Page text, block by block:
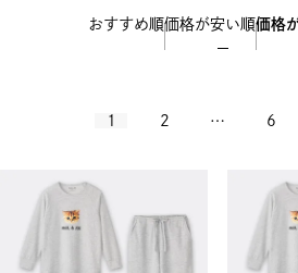
おすすめ順価格が安い順価格
1 2 … 6